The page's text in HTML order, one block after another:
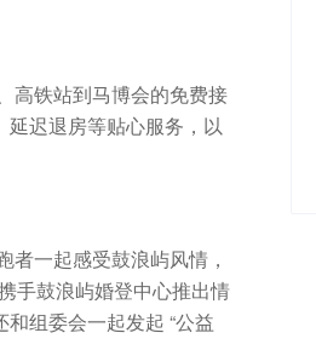
高铁站到马博会的免费接
迟退房等贴心服务，以
者一起感受鼓浪屿风情，
手鼓浪屿婚登中心推出情
组委会一起发起 “公益